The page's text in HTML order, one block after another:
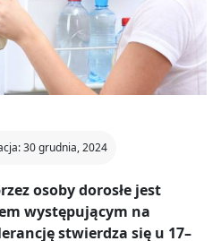
30 grudnia, 2024
osoby dorosłe jest
występującym na
stwierdza się u 17–